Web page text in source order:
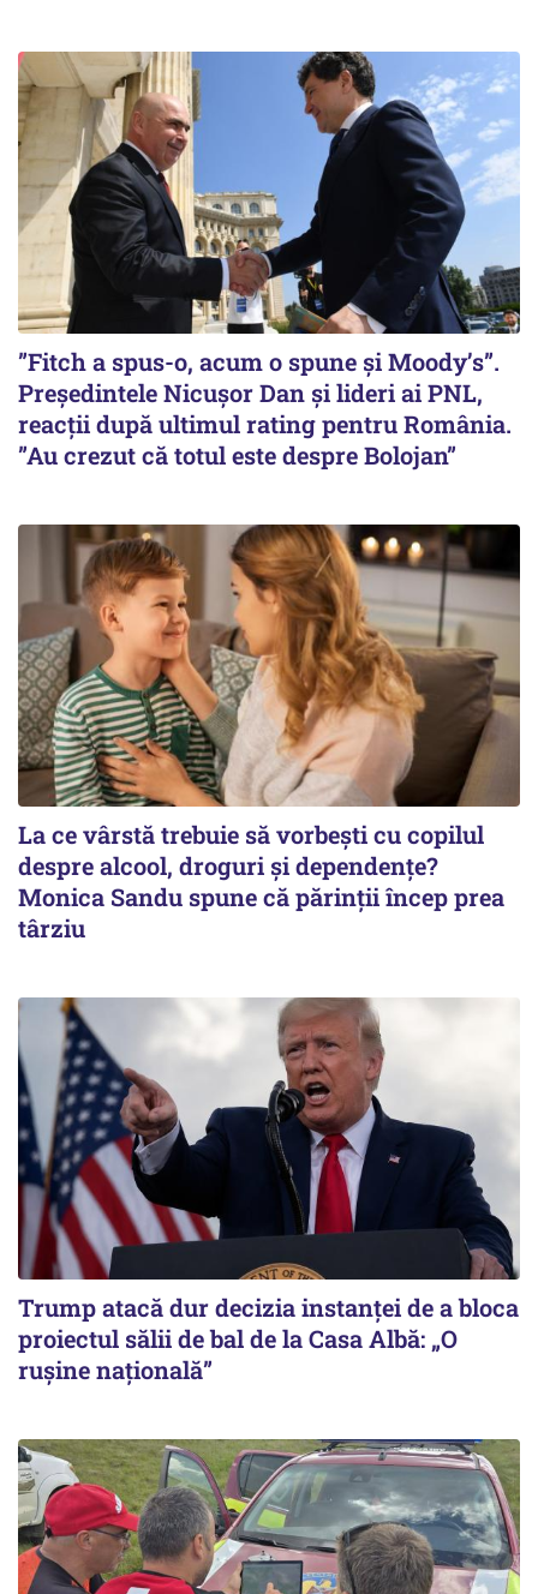
”Fitch a spus-o, acum o spune și Moody’s”.
Președintele Nicușor Dan și lideri ai PNL,
reacții după ultimul rating pentru România.
”Au crezut că totul este despre Bolojan”
La ce vârstă trebuie să vorbești cu copilul
despre alcool, droguri și dependențe?
Monica Sandu spune că părinții încep prea
târziu
Trump atacă dur decizia instanţei de a bloca
proiectul sălii de bal de la Casa Albă: „O
ruşine naţională”